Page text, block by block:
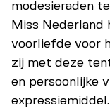
modesieraden
Miss Nederland
voorliefde voor
zij met deze
en persoonlijke